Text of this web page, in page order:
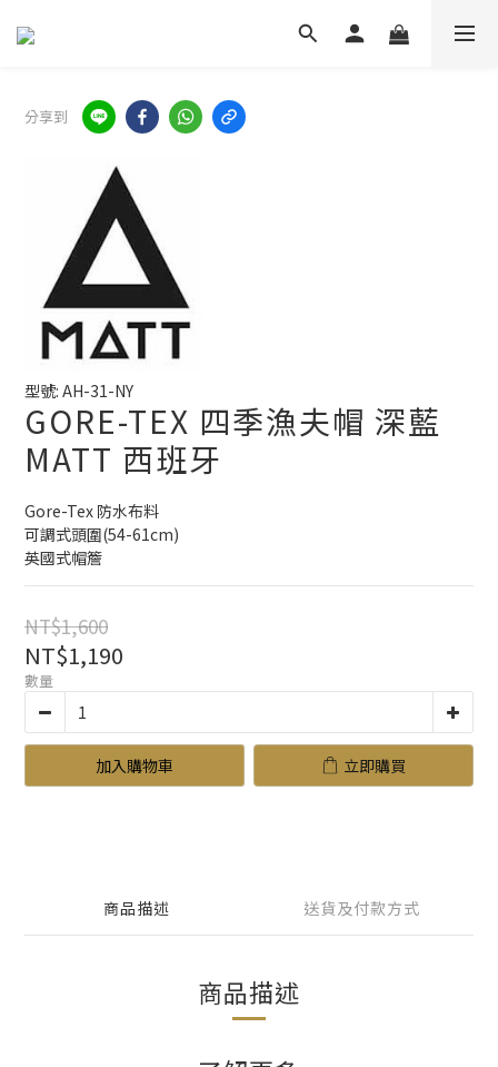
分享到
型號: AH-31-NY
GORE-TEX 四季漁夫帽 深藍
MATT 西班牙
Gore-Tex 防水布料
可調式頭圍(54-61cm)
英國式帽簷
NT$1,600
NT$1,190
數量
加入購物車 立即購買
商品描述 送貨及付款方式
商品描述